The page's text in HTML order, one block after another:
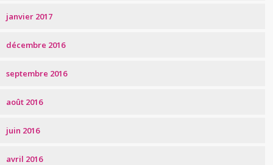
janvier 2017
décembre 2016
septembre 2016
août 2016
juin 2016
avril 2016